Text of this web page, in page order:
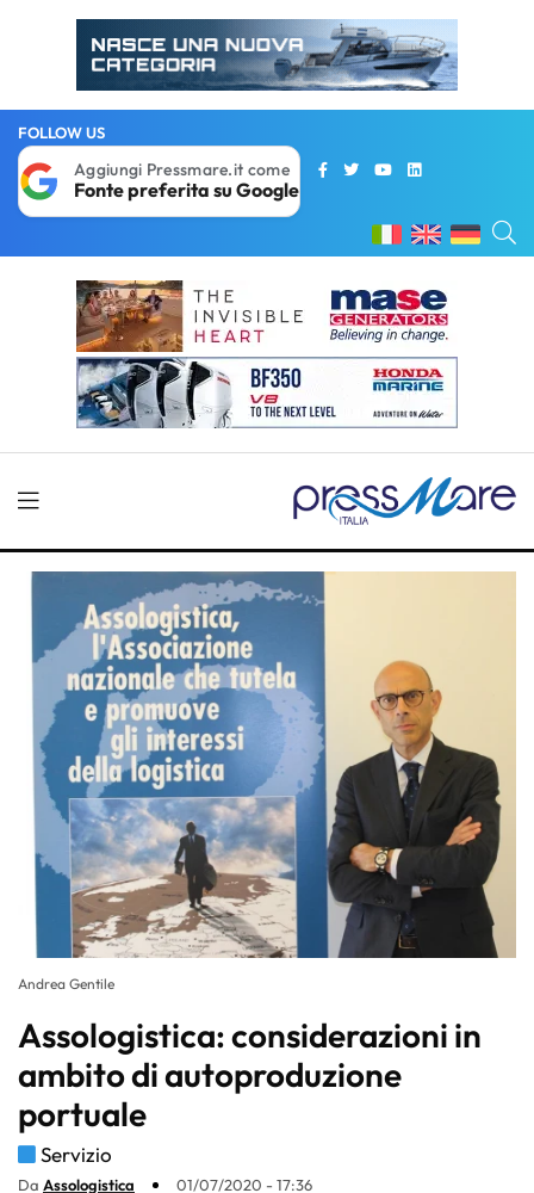
FOLLOW US
Aggiungi Pressmare.it come
Fonte preferita su Google
Andrea Gentile
Assologistica: considerazioni in
ambito di autoproduzione
portuale
Servizio
Da Assologistica 01/07/2020 - 17:36